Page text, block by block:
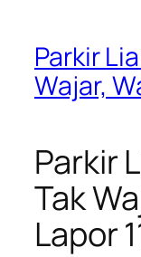
Parkir
Wajar,
Parkir
Tak
Lapor